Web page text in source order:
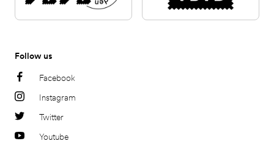
Follow us
Facebook
Instagram
Twitter
Youtube